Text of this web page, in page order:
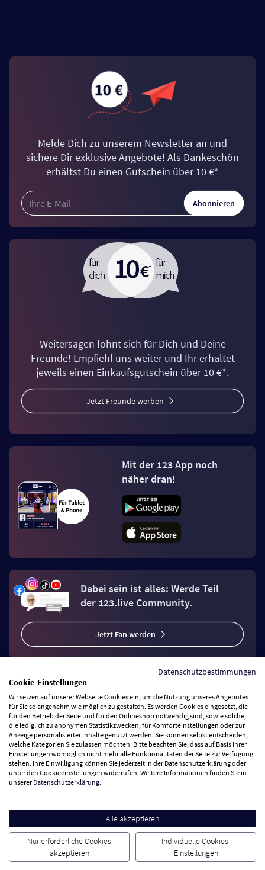
Melde Dich zu unserem Newsletter an und
sichere Dir exklusive Angebote! Als Dankeschön
erhältst Du einen Gutschein über 10 €*
Abonnieren
Weitersagen lohnt sich für Dich und Deine
Freunde! Empfiehl uns weiter und Ihr erhaltet
jeweils einen Einkaufsgutschein über 10 €*.
Jetzt Freunde werben
Mit der 123 App noch
näher dran!
Dabei sein ist alles: Werde Teil
der 123.live Community.
Jetzt Fan werden
Vertrag widerrufen
Zahlungsarten
Wir versenden mit
Besuchen Sie uns
Cookie Einstellungen AGB Datenschutz Impressum
Datenschutzbestimmungen
Cookie-Einstellungen
Wir setzen auf unserer Webseite Cookies ein, um die Nutzung unseres Angebotes
für Sie so angenehm wie möglich zu gestalten. Es werden Cookies eingesetzt, die
für den Betrieb der Seite und für den Onlineshop notwendig sind, sowie solche,
die lediglich zu anonymen Statistikzwecken, für Komforteinstellungen oder zur
Anzeige personalisierter Inhalte genutzt werden. Sie können selbst entscheiden,
welche Kategorien Sie zulassen möchten. Bitte beachten Sie, dass auf Basis Ihrer
Einstellungen womöglich nicht mehr alle Funktionalitäten der Seite zur Verfügung
stehen. Ihre Einwilligung können Sie jederzeit in der Datenschutzerklärung oder
unter den Cookieeinstellungen widerrufen. Weitere Informationen finden Sie in
unsererDatenschutzerklärung.
Alle akzeptieren
Nur erforderliche Cookies
akzeptieren
Individuelle Cookies-
Einstellungen